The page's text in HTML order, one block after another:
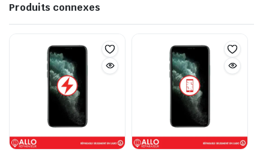
Produits connexes